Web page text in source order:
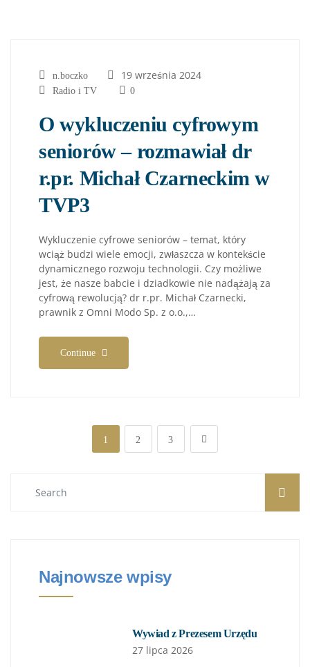
n.boczko 19 września 2024
Radio i TV 0
O wykluczeniu cyfrowym
seniorów – rozmawiał dr
r.pr. Michał Czarneckim w
TVP3
Wykluczenie cyfrowe seniorów – temat, który
wciąż budzi wiele emocji, zwłaszcza w kontekście
dynamicznego rozwoju technologii. Czy możliwe
jest, że nasze babcie i dziadkowie nie nadążają za
cyfrową rewolucją? dr r.pr. Michał Czarnecki,
prawnik z Omni Modo Sp. z o.o.,…
Continue
1 2 3
Najnowsze wpisy
Wywiad z Prezesem Urzędu
27 lipca 2026